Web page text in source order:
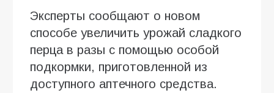
Эксперты сообщают о новом
способе увеличить урожай сладкого
перца в разы с помощью особой
подкормки, приготовленной из
доступного аптечного средства.